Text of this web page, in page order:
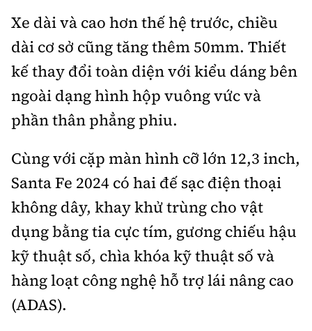
Xe dài và cao hơn thế hệ trước, chiều
dài cơ sở cũng tăng thêm 50mm. Thiết
kế thay đổi toàn diện với kiểu dáng bên
ngoài dạng hình hộp vuông vức và
phần thân phẳng phiu.
Cùng với cặp màn hình cỡ lớn 12,3 inch,
Santa Fe 2024 có hai đế sạc điện thoại
không dây, khay khử trùng cho vật
dụng bằng tia cực tím, gương chiếu hậu
kỹ thuật số, chìa khóa kỹ thuật số và
hàng loạt công nghệ hỗ trợ lái nâng cao
(ADAS).